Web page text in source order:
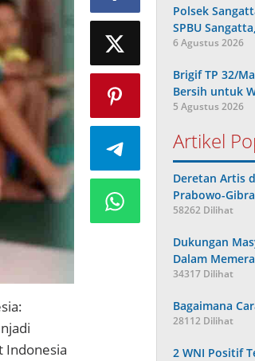
Indonesia
Polsek
SPBU
6 Agustus 2026
Brigif TP 32/
Bersih untuk
5 Agustus 2026
Artikel
Deretan Artis
Prabowo-
58262 Dilihat
Dukungan
Dalam
34317 Dilihat
Bagaimana
28112 Dilihat
2 WNI Positif